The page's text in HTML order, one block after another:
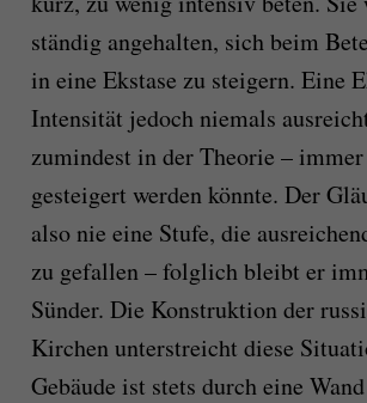
ständig angehalten, sich beim
in eine Ekstase zu steigern. Eine
Intensität jedoch niemals
zumindest in der Theorie –
gesteigert werden könnte. Der
also nie eine Stufe, die
zu gefallen – folglich bleibt er
Sünder. Die Konstruktion der
Kirchen unterstreicht diese
Gebäude ist stets durch eine